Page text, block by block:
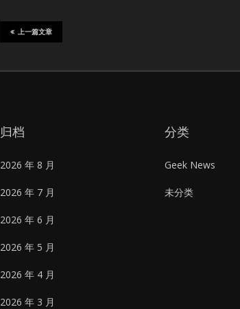
上一篇文章
归档
2026 年 8 月
2026 年 7 月
2026 年 6 月
2026 年 5 月
2026 年 4 月
2026 年 3 月
分类
Geek News
未分类